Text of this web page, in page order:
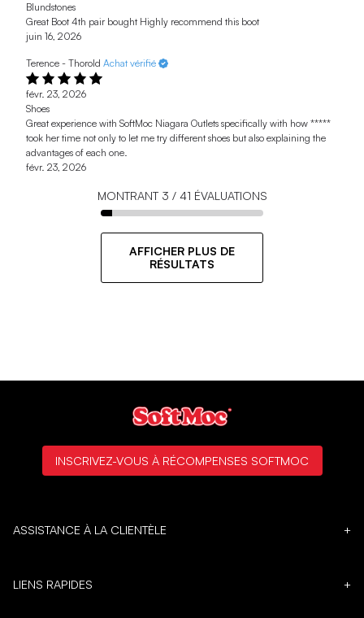
Blundstones
Great Boot 4th pair bought Highly recommend this boot
juin 16, 2026
Terence - Thorold Achat vérifié
févr. 23, 2026
Shoes
Great experience with SoftMoc Niagara Outlets specifically with how *****
took her time not only to let me try different shoes but also explaining the
advantages of each one.
févr. 23, 2026
MONTRANT 3 / 41 ÉVALUATIONS
AFFICHER PLUS DE
RÉSULTATS
ASSISTANCE À LA CLIENTÈLE +
LIENS RAPIDES +
INSCRIVEZ-VOUS À RÉCOMPENSES SOFTMOC